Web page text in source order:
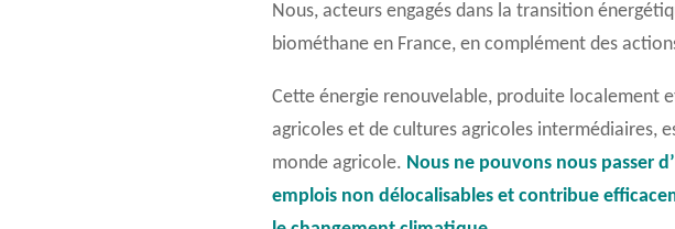
Nous, acteurs engagés dans la transition
biométhane en France, en complément des
Cette énergie renouvelable, produite localement
agricoles et de cultures agricoles intermédiaires,
monde agricole. Nous ne pouvons nous passer
emplois non délocalisables et contribue